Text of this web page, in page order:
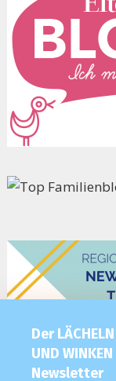
Der LÄCHELN
UND WINKEN
Newsletter